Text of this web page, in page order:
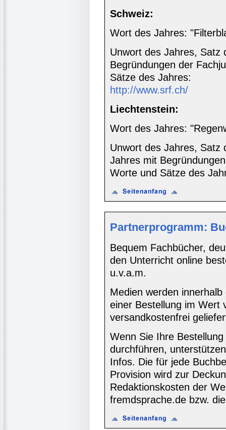
Schweiz:
Wort des Jahres:
Unwort des Jahres, Satz
Begründungen der
Sätze des Jahres:
http://www.srf.ch/
Liechtenstein:
Wort des Jahres:
Unwort des Jahres, Satz
Jahres mit
Worte und Sätze des
Partnerprogramm:
Bequem Fachbücher,
den Unterricht online
u.v.a.m.
Medien werden
einer Bestellung im Wert
versandkostenfrei
Wenn Sie Ihre
durchführen,
Infos. Die für jede
Provision wird zur
Redaktionskosten der
fremdsprache.de bzw.